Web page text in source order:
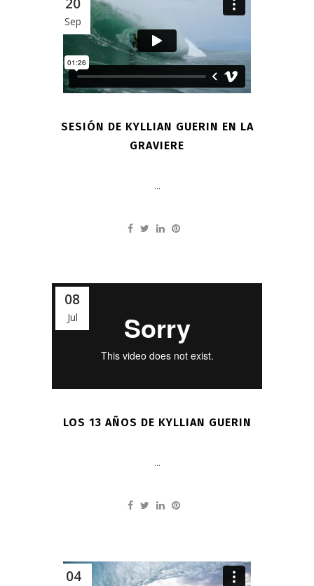
Sep
SESIÓN DE KYLLIAN GUERIN EN LA
GRAVIERE
...
08
Jul
LOS 13 AÑOS DE KYLLIAN GUERIN
...
04